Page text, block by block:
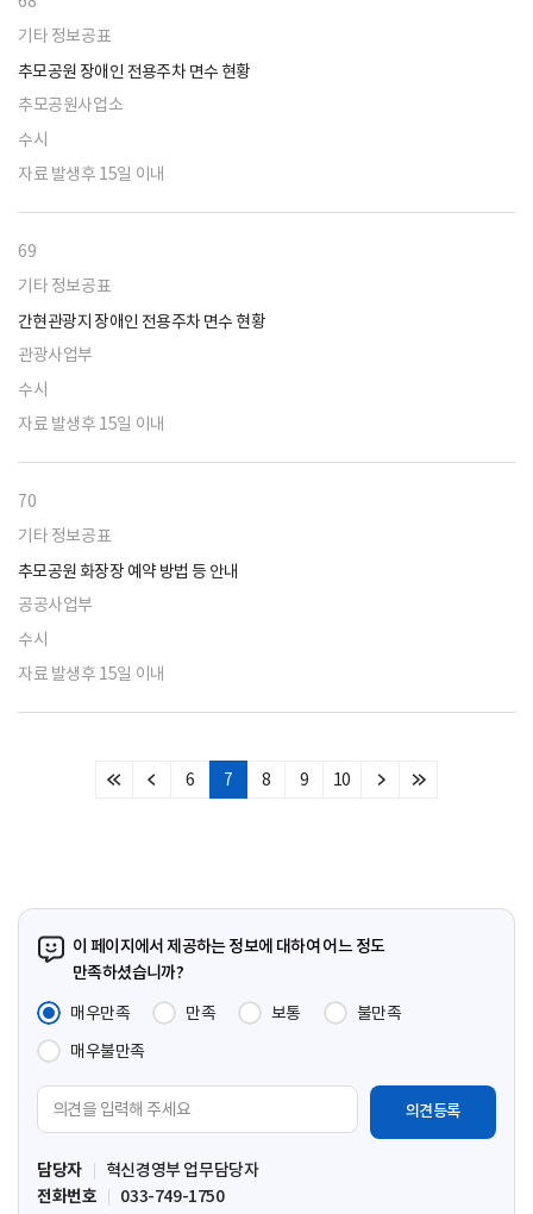
기타 정보공표
추모공원 장애인 전용주차 면수 현황
추모공원사업소
수시
자료 발생후 15일 이내
69
기타 정보공표
간현관광지 장애인 전용주차 면수 현황
관광사업부
수시
자료 발생후 15일 이내
70
기타 정보공표
추모공원 화장장 예약 방법 등 안내
공공사업부
수시
자료 발생후 15일 이내
처
이
6 7 8 9 10
다
마
이 페이지에서 제공하는 정보에 대하여 어느 정도
만족하셨습니까?
매우만족
만족 보통
불만족
매우불만족
견
입
력
담당자
혁신경영부 업무담당자
전화번호
033-749-1750